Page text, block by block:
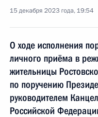
15 декабря 2023 года, 19:54
О ходе исполнения
личного приёма в
жительницы
по поручению
руководителем
Российской